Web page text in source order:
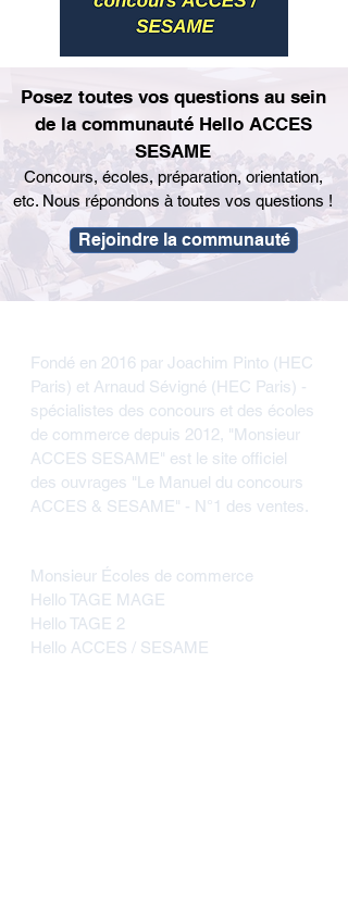
Posez toutes vos questions au sein
de la communauté Hello ACCES
SESAME
Concours, écoles, préparation, orientation,
etc. Nous répondons à toutes vos questions !
Rejoindre la communauté
Fondé en 2016 par Joachim Pinto (HEC
Paris) et Arnaud Sévigné (HEC Paris) -
spécialistes des concours et des écoles
de commerce depuis 2012, "Monsieur
ACCES SESAME" est le site officiel
des ouvrages "Le Manuel du concours
ACCES & SESAME" - N°1 des ventes.
Monsieur Écoles de commerce
Hello TAGE MAGE
Hello TAGE 2
Hello ACCES / SESAME